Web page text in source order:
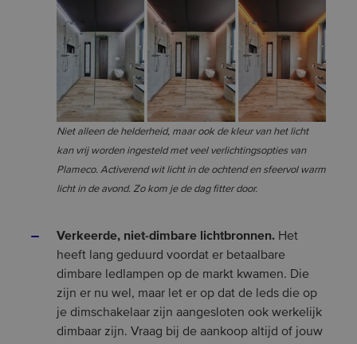
Niet alleen de helderheid, maar ook de kleur van het licht
kan vrij worden ingesteld met veel verlichtingsopties van
Plameco. Activerend wit licht in de ochtend en sfeervol warm
licht in de avond. Zo kom je de dag fitter door.
Verkeerde, niet-dimbare lichtbronnen. Het
heeft lang geduurd voordat er betaalbare
dimbare ledlampen op de markt kwamen. Die
zijn er nu wel, maar let er op dat de leds die op
je dimschakelaar zijn aangesloten ook werkelijk
dimbaar zijn. Vraag bij de aankoop altijd of jouw